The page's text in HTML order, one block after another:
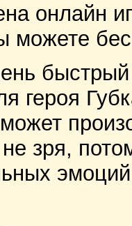
онлайн
можете
героя
зря,